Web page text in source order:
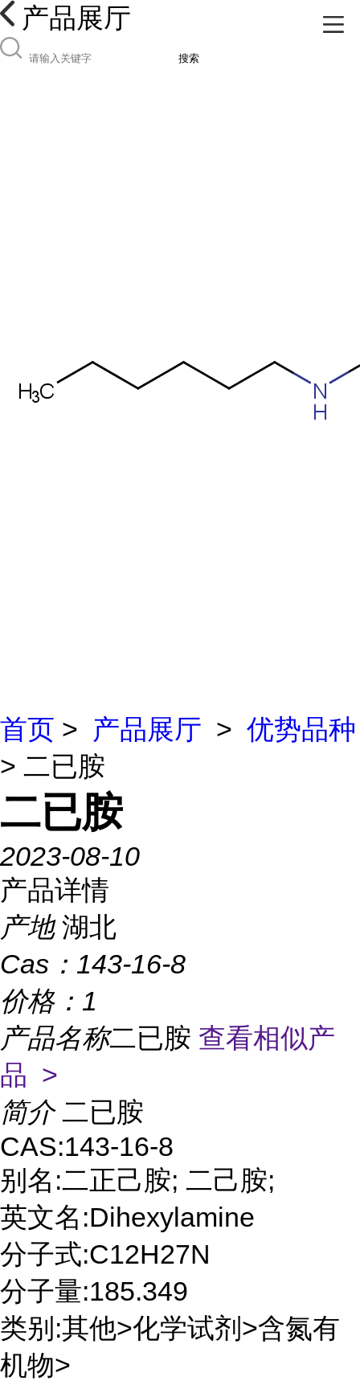
产品展厅
搜索
首页 > 产品展厅 > 优势品种
> 二已胺
二已胺
2023-08-10
产品详情
产地 湖北
Cas： 143-16-8
价格： 1
产品名称二已胺 查看相似产
品 >
简介 二已胺
CAS:143-16-8
别名:二正己胺; 二己胺;
英文名:Dihexylamine
分子式:C12H27N
分子量:185.349
类别:其他>化学试剂>含氮有
机物>